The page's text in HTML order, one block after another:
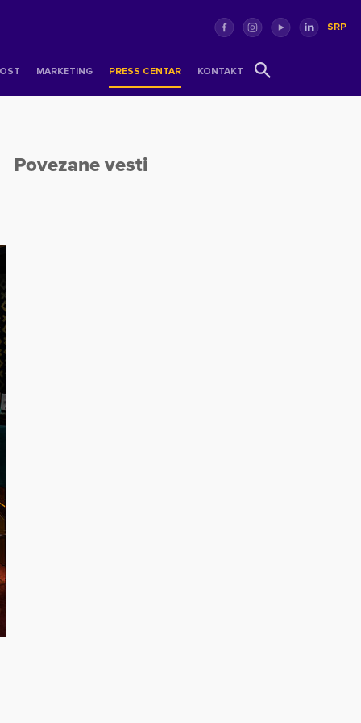
SRP
MARKETING PRESS CENTAR KONTAKT
Povezane vesti